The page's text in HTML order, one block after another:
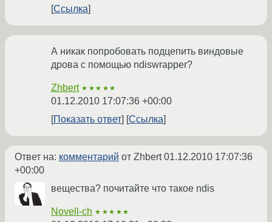
Ссылка
А никак попробовать подцепить виндовые
дрова с помощью ndiswrapper?
Zhbert ★★★★★
01.12.2010 17:07:36 +00:00
Показать ответ
Ссылка
Ответ на: комментарий от Zhbert01.12.2010 17:07:36
+00:00
вещества? почитайте что такое ndis
Novell-ch ★★★★★